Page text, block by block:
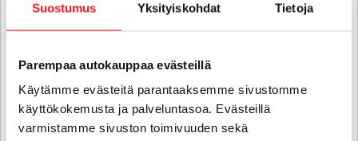
Suostumus Yksityiskohdat Tietoja
Parempaa autokauppaa evästeillä
Käytämme evästeitä parantaaksemme sivustomme
käyttökokemusta ja palveluntasoa. Evästeillä
varmistamme sivuston toimivuuden sekä